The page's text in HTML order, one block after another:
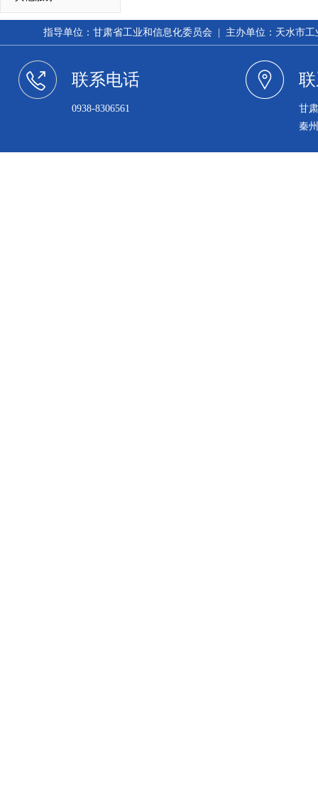
指导单位：甘肃省工业和信息化委员会 | 主办单位：天水市
联系电话
0938-8306561
甘
秦